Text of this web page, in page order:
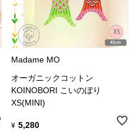
Madame MO
オーガニックコットン
KOINOBORI こいのぼり
XS(MINI)
¥ 5,280